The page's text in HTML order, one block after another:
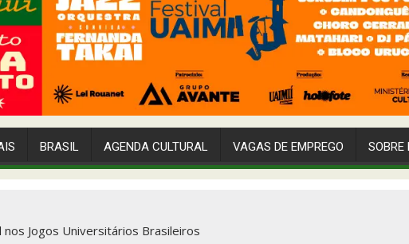
BRASIL AGENDA CULTURAL VAGAS DE EMPREGO SOBRE
Jogos Universitários Brasileiros